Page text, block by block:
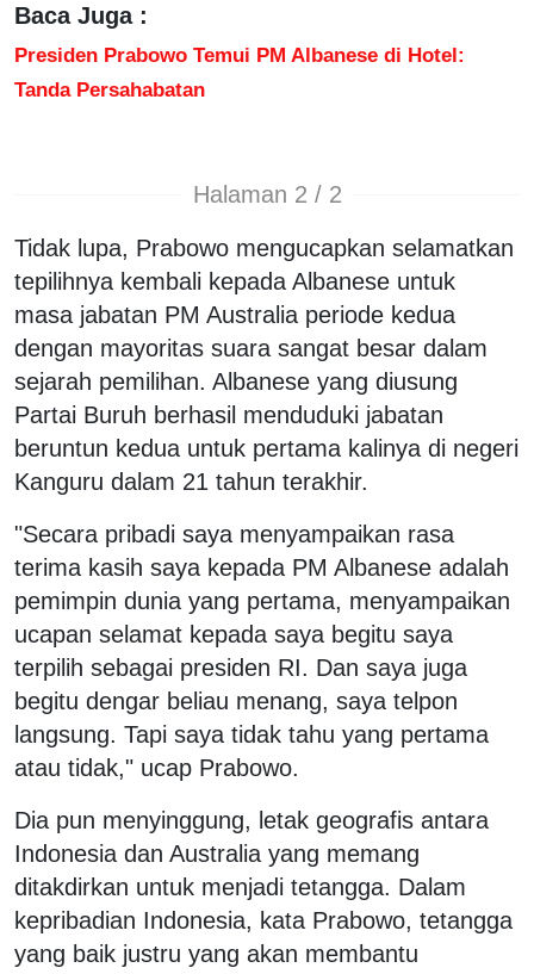
Baca Juga :
Presiden Prabowo Temui PM Albanese di Hotel:
Tanda Persahabatan
Halaman 2 / 2
Tidak lupa, Prabowo mengucapkan selamatkan
tepilihnya kembali kepada Albanese untuk
masa jabatan PM Australia periode kedua
dengan mayoritas suara sangat besar dalam
sejarah pemilihan. Albanese yang diusung
Partai Buruh berhasil menduduki jabatan
beruntun kedua untuk pertama kalinya di negeri
Kanguru dalam 21 tahun terakhir.
"Secara pribadi saya menyampaikan rasa
terima kasih saya kepada PM Albanese adalah
pemimpin dunia yang pertama, menyampaikan
ucapan selamat kepada saya begitu saya
terpilih sebagai presiden RI. Dan saya juga
begitu dengar beliau menang, saya telpon
langsung. Tapi saya tidak tahu yang pertama
atau tidak," ucap Prabowo.
Dia pun menyinggung, letak geografis antara
Indonesia dan Australia yang memang
ditakdirkan untuk menjadi tetangga. Dalam
kepribadian Indonesia, kata Prabowo, tetangga
yang baik justru yang akan membantu